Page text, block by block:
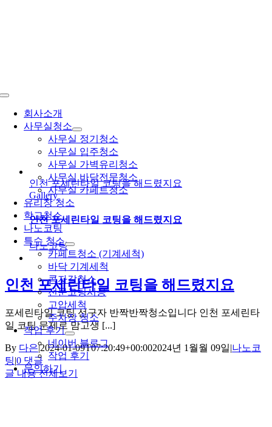
뛰
Toggle
Navigation회사소개
사무실청소
사무실 정기청소
사무실 입주청소
사무실 가벽유리청소
사무실 바닥전문청소
사무실 카페트청소
유리창 청소
학교청소
나노코팅
특수 청소
카페트청소 (기계세척)
바닥 기계세척
콩자갈청소
전문코팅시공
고압세척
주차장 청소
작업 후기
네이버 블로그
작업 후기
문의하기
인천 포세린타일 코팅을 해드렸지요
Gallery
인천 포세린타일 코팅을 해드렸지요
나노코팅
인천 포세린타일 코팅을 해드렸지요
포세린타일 코팅 선구자 반짝반짝청소입니다 인천 포세린타
일 코팅 문제로 맘고생 [...]
By 다은|2024-01-09T07:20:49+00:002024년 1월월 09일|나노코
팅|0 댓글
글 내용 전체보기